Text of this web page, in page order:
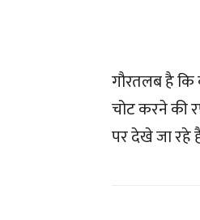
गौरतलब है कि
चोट करने की
पर देखे जा रहे